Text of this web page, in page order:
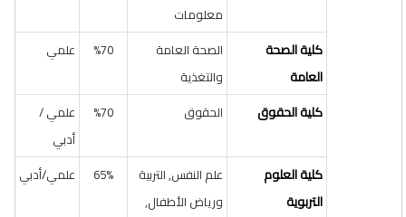
معلومات
كلية الصحة
العامة
الصحة العامة
والتغذية
70
% علمي
كلية الحقوق الحقوق 70
%
علمي /
أدبي
كلية العلوم
التربوية
علم النفس, التربية
ورياض الأطفال,
65% علمي/أدبي